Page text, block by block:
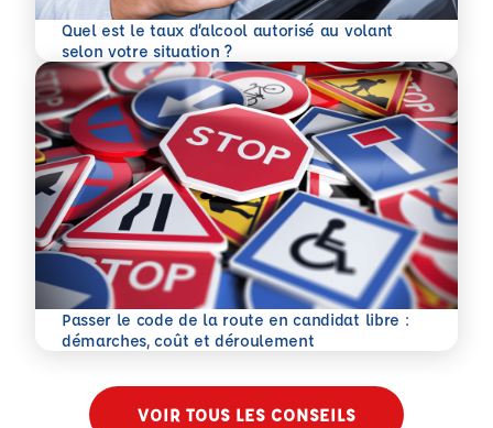
Quel est le taux d’alcool autorisé au volant
selon votre situation ?
En savoir plus
Passer le code de la route en candidat libre :
démarches, coût et déroulement
En savoir plus
VOIR TOUS LES CONSEILS